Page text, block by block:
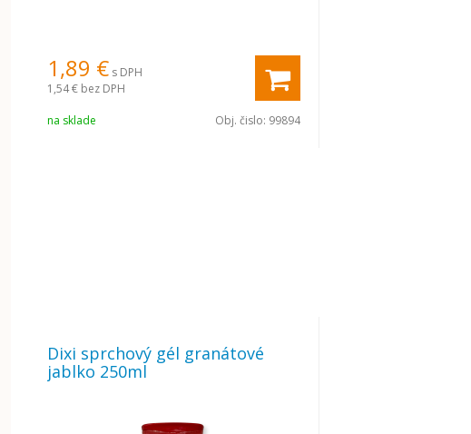
1,89 € s DPH
1,54 € bez DPH
na sklade Obj. čislo: 99894
Dixi sprchový gél granátové
jablko 250ml